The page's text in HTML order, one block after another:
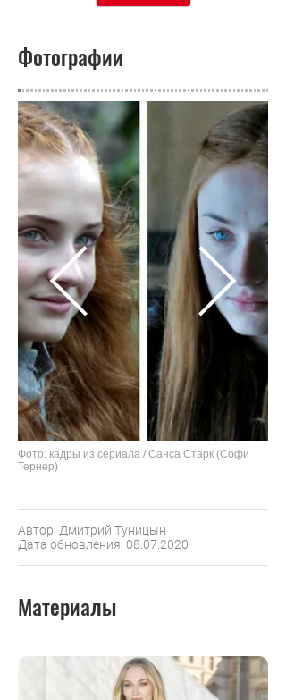
Фотографии
Фото: кадры из сериала / Санса Старк (Софи
Тернер)
Автор: Дмитрий Туницын
Дата обновления: 08.07.2020
Материалы